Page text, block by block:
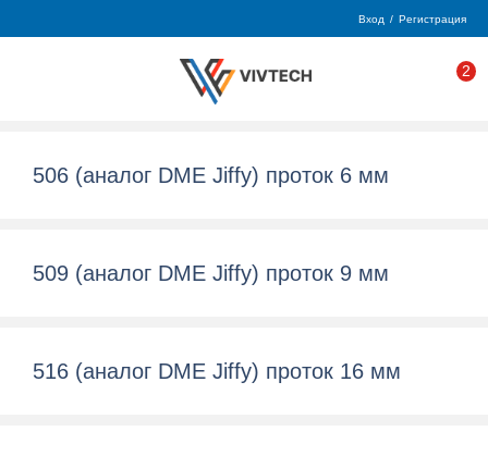
Вход / Регистрация
2
506 (аналог DME Jiffy) проток 6 мм
509 (аналог DME Jiffy) проток 9 мм
516 (аналог DME Jiffy) проток 16 мм